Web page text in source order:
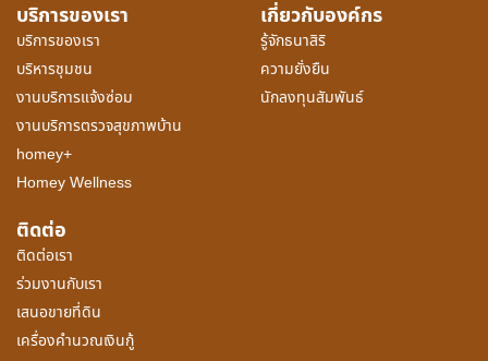
บริการของเรา
บริการของเรา
บริหารชุมชน
งานบริการแจ้งซ่อม
งานบริการตรวจสุขภาพบ้าน
homey+
Homey Wellness
เกี่ยวกับองค์กร
รู้จักธนาสิริ
ความยั่งยืน
นักลงทุนสัมพันธ์
ติดต่อ
ติดต่อเรา
ร่วมงานกับเรา
เสนอขายที่ดิน
เครื่องคำนวณเงินกู้